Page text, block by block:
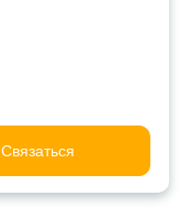
Связаться